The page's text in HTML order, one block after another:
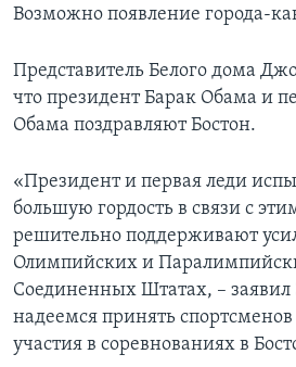
Возможно появление города-
Представитель Белого дома
что президент Барак Обама и
Обама поздравляют Бостон.
«Президент и первая леди
большую гордость в связи с
решительно поддерживают
Олимпийских и
Соединенных Штатах, –
надеемся принять спортсменов
участия в соревнованиях в